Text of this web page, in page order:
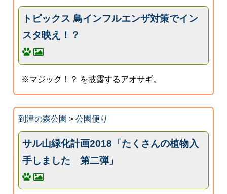
トピックス 鳥インフルエンザ対策でイン
スタ映え！？
※マジック！？ を披露するアオサギ。
到津の森公園 > 公園便り
サル山緑化計画2018「たくさんの植物入
手しました 第二弾」